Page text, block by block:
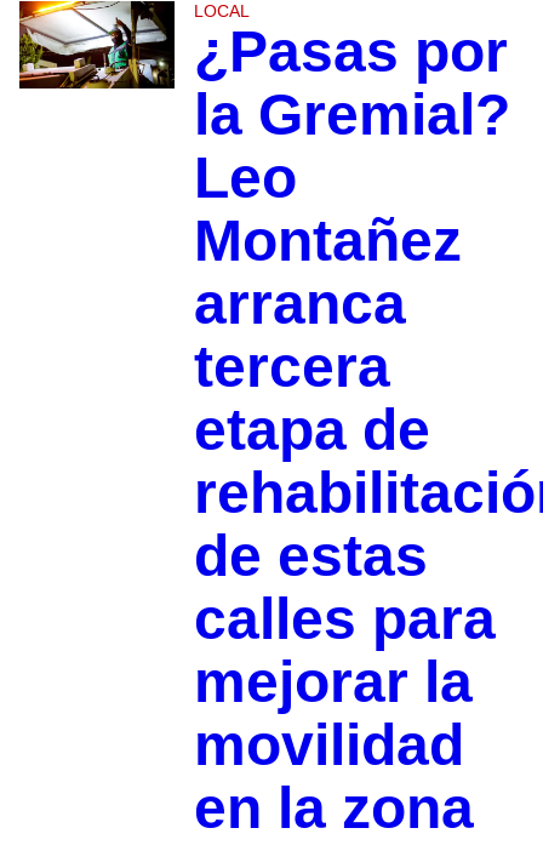
LOCAL
¿Pasas por
la Gremial?
Leo
Montañez
arranca
tercera
etapa de
de estas
calles para
mejorar la
movilidad
en la zona